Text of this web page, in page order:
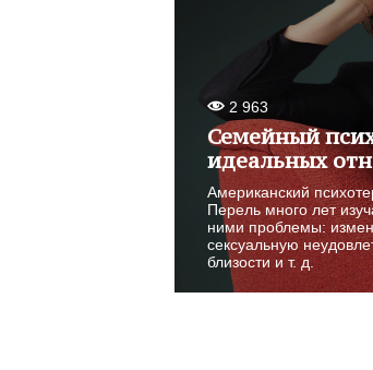
2 963
Семейный
идеальных
Американский
Перель много лет
ними проблемы:
сексуальную
близости и т. д.